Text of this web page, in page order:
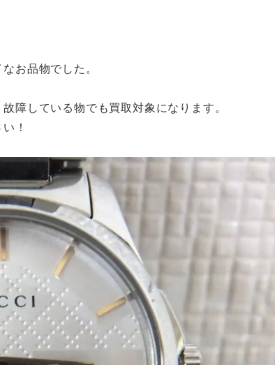
お品物でした。
障している物でも買取対象になります。
！